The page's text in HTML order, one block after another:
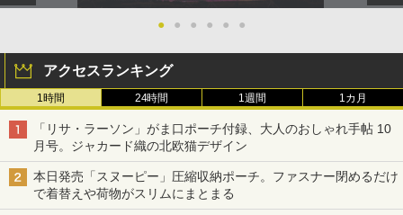
● ● ● ● ● ●
アクセスランキング
1時間 24時間 1週間 1カ月
「リサ・ラーソン」がま口ポーチ付録、大人のおしゃれ手帖 10
月号。ジャカード織の北欧猫デザイン
本日発売「スヌーピー」圧縮収納ポーチ。ファスナー閉めるだけ
で着替えや荷物がスリムにまとまる